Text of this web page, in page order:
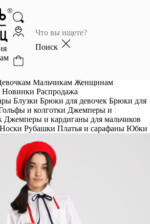
Поиск
Мальчикам Женщинам
Новинки Распродажа
Блузки Брюки для девочек Брюки для
и колготки Джемперы и
Джемперы и кардиганы для мальчиков
Носки Рубашки Платья и сарафаны Юбки